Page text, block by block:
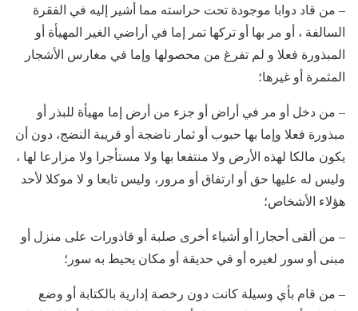
– من قاد دوابا موجودة تحت حراسته مما أشير إليه في الفقرة
السالفة ، أو مر بها أو تركها تمر إما في أراضي الغير المهيأة أو
المبذورة فعلا و لم تفرغ من محصولها وإما في مغارس الأشجار
المثمرة أو غيرها؛
– من دخل أو مر في أراض أو جزء من أرض إما مهيأة للبذر أو
مبذورة فعلا وإما بها حبوب أو ثمار ناضجة أو قريبة النضج، دون أن
يكون مالكا لهذه الأرض ولا منتفعا بها ولا مستأجرا ولا مزارعا لها ،
وليس له عليها حق أو ارتفاق أو مرور، وليس تابعا و لا موكلا لأحد
هؤلاء الأشخاص؛
– من ألقى أحجارا أو أشياء أخرى صلبة أو قاذورات على منزل أو
مبنى أو سور لغيره أو في حديقة أو مكان يحيط به سور؛
– من قام بأي وسيلة كانت دون رخصة إدارية بالكتابة أو وضع